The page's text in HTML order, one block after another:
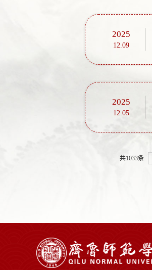
2025
12.09
2025
12.05
共1033条